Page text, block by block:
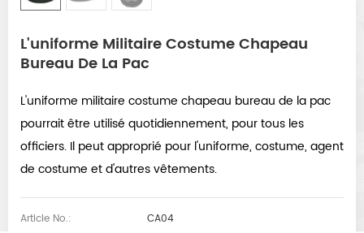
L'uniforme Militaire Costume Chapeau
Bureau De La Pac
L'uniforme militaire costume chapeau bureau de la pac
pourrait être utilisé quotidiennement, pour tous les
officiers. Il peut approprié pour l'uniforme, costume, agent
de costume et d'autres vêtements.
Article No.:
CA04